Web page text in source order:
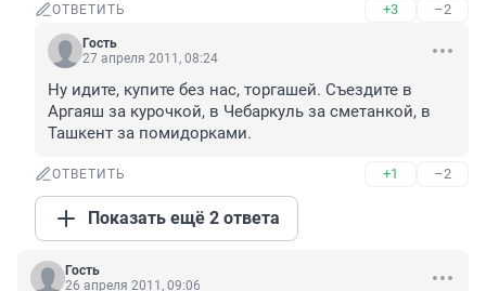
ОТВЕТИТЬ +3 –2
Гость
27 апреля 2011, 08:24
Ну идите, купите без нас, торгашей. Съездите в
Аргаяш за курочкой, в Чебаркуль за сметанкой, в
Ташкент за помидорками.
ОТВЕТИТЬ +1 –2
Показать ещё 2 ответа
Гость
26 апреля 2011, 09:06